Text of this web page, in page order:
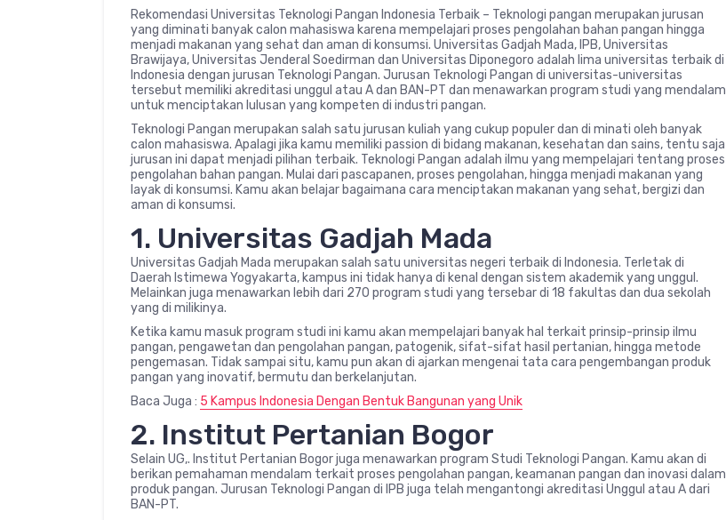
Rekomendasi Universitas Teknologi Pangan Indonesia Terbaik – Teknologi pangan merupakan jurusan
yang diminati banyak calon mahasiswa karena mempelajari proses pengolahan bahan pangan hingga
menjadi makanan yang sehat dan aman di konsumsi. Universitas Gadjah Mada, IPB, Universitas
Brawijaya, Universitas Jenderal Soedirman dan Universitas Diponegoro adalah lima universitas terbaik di
Indonesia dengan jurusan Teknologi Pangan. Jurusan Teknologi Pangan di universitas-universitas
tersebut memiliki akreditasi unggul atau A dan BAN-PT dan menawarkan program studi yang mendalam
untuk menciptakan lulusan yang kompeten di industri pangan.
Teknologi Pangan merupakan salah satu jurusan kuliah yang cukup populer dan di minati oleh banyak
calon mahasiswa. Apalagi jika kamu memiliki passion di bidang makanan, kesehatan dan sains, tentu saja
jurusan ini dapat menjadi pilihan terbaik. Teknologi Pangan adalah ilmu yang mempelajari tentang proses
pengolahan bahan pangan. Mulai dari pascapanen, proses pengolahan, hingga menjadi makanan yang
layak di konsumsi. Kamu akan belajar bagaimana cara menciptakan makanan yang sehat, bergizi dan
aman di konsumsi.
1. Universitas Gadjah Mada
Universitas Gadjah Mada merupakan salah satu universitas negeri terbaik di Indonesia. Terletak di
Daerah Istimewa Yogyakarta, kampus ini tidak hanya di kenal dengan sistem akademik yang unggul.
Melainkan juga menawarkan lebih dari 270 program studi yang tersebar di 18 fakultas dan dua sekolah
yang di milikinya.
Ketika kamu masuk program studi ini kamu akan mempelajari banyak hal terkait prinsip-prinsip ilmu
pangan, pengawetan dan pengolahan pangan, patogenik, sifat-sifat hasil pertanian, hingga metode
pengemasan. Tidak sampai situ, kamu pun akan di ajarkan mengenai tata cara pengembangan produk
pangan yang inovatif, bermutu dan berkelanjutan.
Baca Juga : 5 Kampus Indonesia Dengan Bentuk Bangunan yang Unik
2. Institut Pertanian Bogor
Selain UG,. Institut Pertanian Bogor juga menawarkan program Studi Teknologi Pangan. Kamu akan di
berikan pemahaman mendalam terkait proses pengolahan pangan, keamanan pangan dan inovasi dalam
produk pangan. Jurusan Teknologi Pangan di IPB juga telah mengantongi akreditasi Unggul atau A dari
BAN-PT.